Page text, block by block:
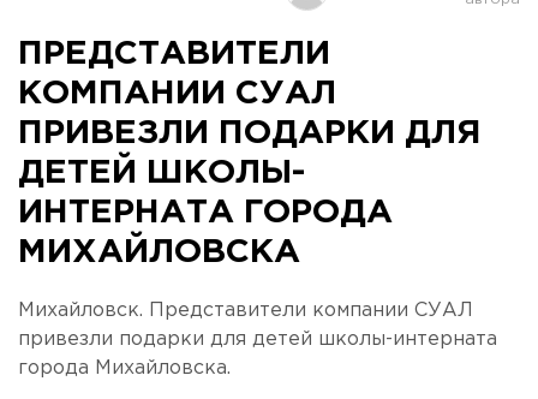
ПРЕДСТАВИТЕЛИ
КОМПАНИИ СУАЛ
ПРИВЕЗЛИ ПОДАРКИ ДЛЯ
ДЕТЕЙ ШКОЛЫ-
ИНТЕРНАТА ГОРОДА
МИХАЙЛОВСКА
Михайловск. Представители компании СУАЛ
привезли подарки для детей школы-интерната
города Михайловска.